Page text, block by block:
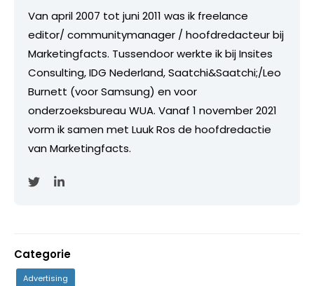
Van april 2007 tot juni 2011 was ik freelance
editor/ communitymanager / hoofdredacteur bij
Marketingfacts. Tussendoor werkte ik bij Insites
Consulting, IDG Nederland, Saatchi&Saatchi;/Leo
Burnett (voor Samsung) en voor
onderzoeksbureau WUA. Vanaf 1 november 2021
vorm ik samen met Luuk Ros de hoofdredactie
van Marketingfacts.
Categorie
Advertising